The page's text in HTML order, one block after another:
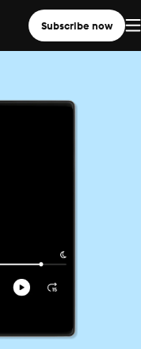
Subscribe now